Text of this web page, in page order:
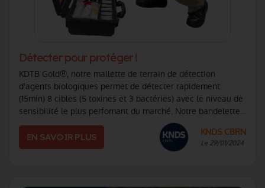
Détecter pour protéger !
KDTB Gold®, notre mallette de terrain de détection
d'agents biologiques permet de détecter rapidement
(15min) 8 cibles (5 toxines et 3 bactéries) avec le niveau de
sensibilité le plus perfomant du marché. Notre bandelette
toxines multiplexées vous pe (...)
EN SAVOIR PLUS KNDS CBRN
Le 29/01/2024